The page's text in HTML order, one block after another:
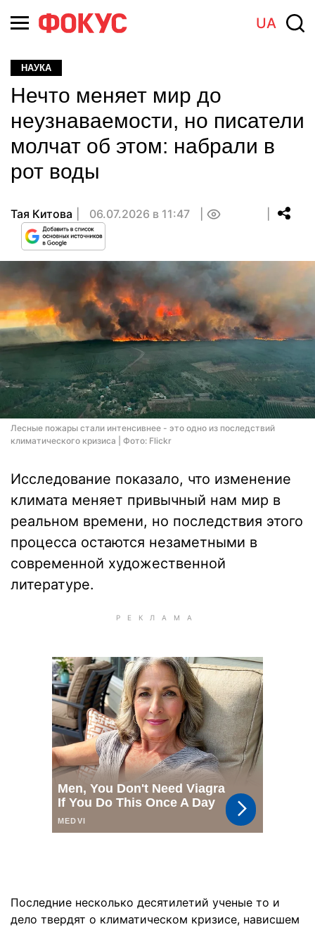
UA
НАУКА
Нечто меняет мир до
неузнаваемости, но писатели
молчат об этом: набрали в
рот воды
Тая Китова 06.07.2026 в 11:47
Лесные пожары стали интенсивнее - это одно из последствий
климатического кризиса | Фото: Flickr
Исследование показало, что изменение
климата меняет привычный нам мир в
реальном времени, но последствия этого
процесса остаются незаметными в
современной художественной
литературе.
Последние несколько десятилетий ученые то и
дело твердят о климатическом кризисе, нависшем